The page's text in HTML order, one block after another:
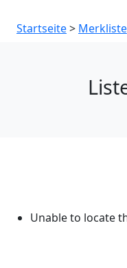
Startseite> Merkliste
Unable to locate